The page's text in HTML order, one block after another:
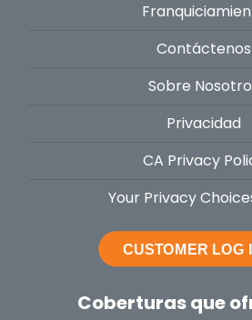
Contáctenos
Sobre
Privacidad
CA Privacy
Your Privacy
Coberturas que